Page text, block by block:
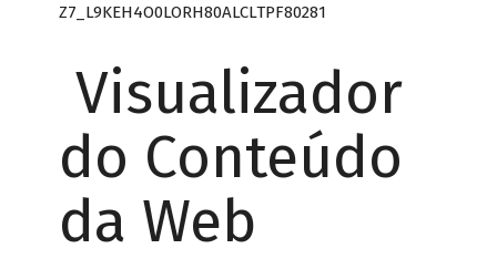
Z7_L9KEH4O0LORH80ALCLTPF80281
Visualizador
do Conteúdo
da Web